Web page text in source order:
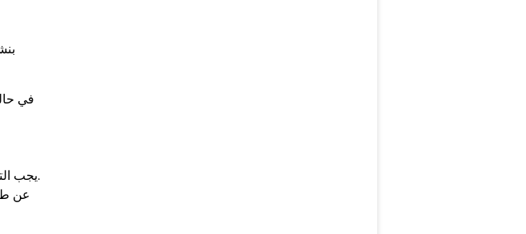
في
يجب التأكد ان الجهاز متحدث علي اخر نسخه سوفت وير متاحه.